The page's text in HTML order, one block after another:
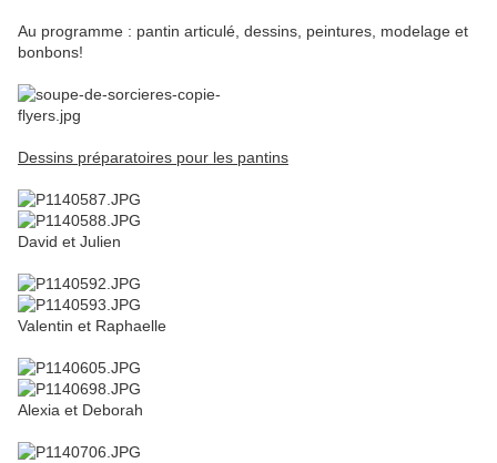
Au programme : pantin articulé, dessins, peintures, modelage et
bonbons!
Dessins préparatoires pour les pantins
David et Julien
Valentin et Raphaelle
Alexia et Deborah